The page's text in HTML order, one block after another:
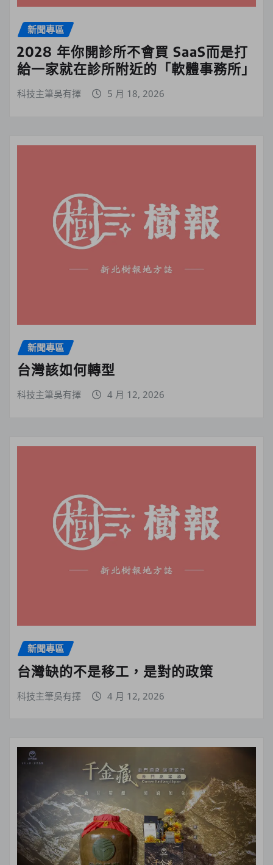
新聞專區
2028 年你開診所不會買 SaaS而是打
給一家就在診所附近的「軟體事務所」
科技主筆吳有擇 5 月 18, 2026
新聞專區
台灣該如何轉型
科技主筆吳有擇 4 月 12, 2026
新聞專區
台灣缺的不是移工，是對的政策
科技主筆吳有擇 4 月 12, 2026